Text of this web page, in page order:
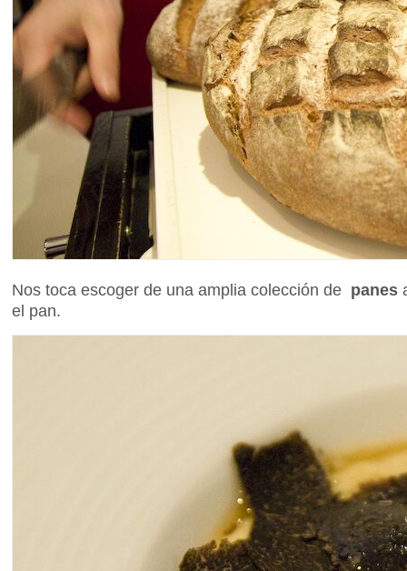
Nos toca escoger de una amplia colección de panes
el pan.